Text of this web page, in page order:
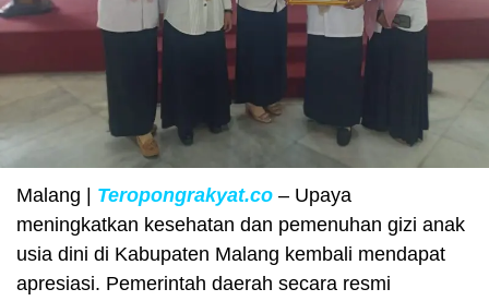
Malang | Teropongrakyat.co – Upaya
meningkatkan kesehatan dan pemenuhan gizi anak
usia dini di Kabupaten Malang kembali mendapat
apresiasi. Pemerintah daerah secara resmi